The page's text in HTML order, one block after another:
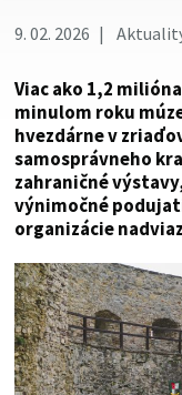
9. 02. 2026
Viac ako 1,2
minulom roku
hvezdárne v
samosprávneho
zahraničné
výnimočné
organizácie